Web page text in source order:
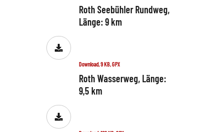
Roth Seebühler Rundweg,
Länge: 9 km
Download, 9 KB, GPX
Roth Wasserweg, Länge:
9,5 km